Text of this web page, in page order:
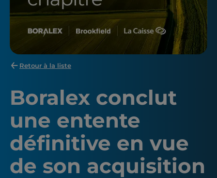
Retour à la liste
Boralex conclut
une entente
définitive en vue
de son acquisition